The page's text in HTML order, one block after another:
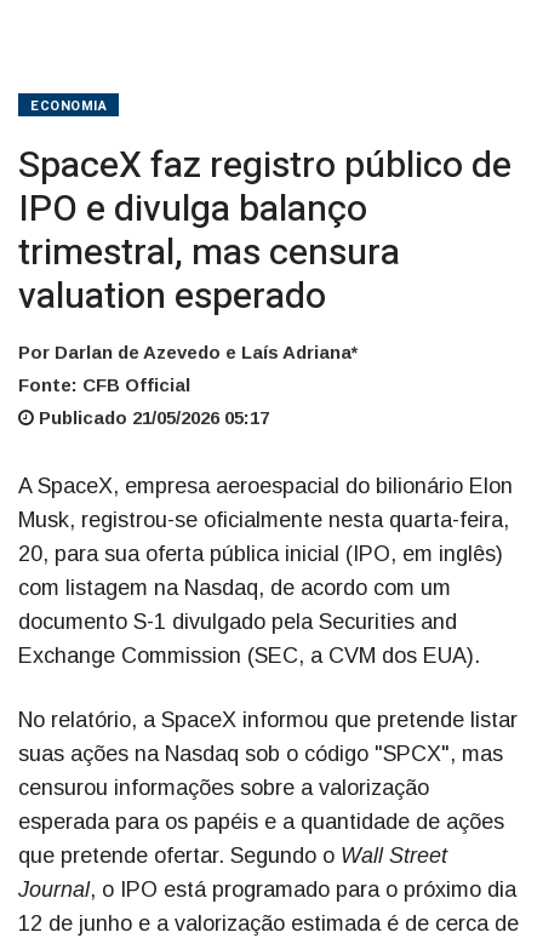
ECONOMIA
SpaceX faz registro público de
IPO e divulga balanço
trimestral, mas censura
valuation esperado
Por Darlan de Azevedo e Laís Adriana*
Fonte: CFB Official
Publicado 21/05/2026 05:17
A SpaceX, empresa aeroespacial do bilionário Elon
Musk, registrou-se oficialmente nesta quarta-feira,
20, para sua oferta pública inicial (IPO, em inglês)
com listagem na Nasdaq, de acordo com um
documento S-1 divulgado pela Securities and
Exchange Commission (SEC, a CVM dos EUA).
No relatório, a SpaceX informou que pretende listar
suas ações na Nasdaq sob o código "SPCX", mas
censurou informações sobre a valorização
esperada para os papéis e a quantidade de ações
que pretende ofertar. Segundo o Wall Street
Journal, o IPO está programado para o próximo dia
12 de junho e a valorização estimada é de cerca de